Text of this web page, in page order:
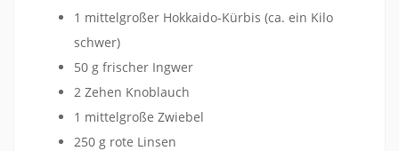
1 mittelgroßer Hokkaido-Kürbis (ca. ein Kilo
schwer)
50 g frischer Ingwer
2 Zehen Knoblauch
1 mittelgroße Zwiebel
250 g rote Linsen